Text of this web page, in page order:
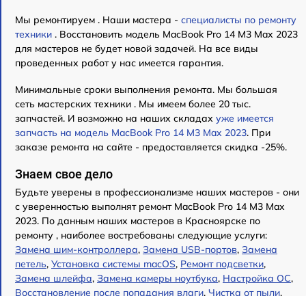
Мы ремонтируем . Наши мастера - специалисты по ремонту
техники . Восстановить модель MacBook Pro 14 M3 Max 2023
для мастеров не будет новой задачей. На все виды
проведенных работ у нас имеется гарантия.
Минимальные сроки выполнения ремонта. Мы большая
сеть мастерских техники . Мы имеем более 20 тыс.
запчастей. И возможно на наших складах уже имеется
запчасть на модель MacBook Pro 14 M3 Max 2023. При
заказе ремонта на сайте - предоставляется скидка -25%.
Знаем свое дело
Будьте уверены в профессионализме наших мастеров - они
с уверенностью выполнят ремонт MacBook Pro 14 M3 Max
2023. По данным наших мастеров в Красноярске по
ремонту , наиболее востребованы следующие услуги:
Замена шим-контроллера, Замена USB-портов, Замена
петель, Установка системы macOS, Ремонт подсветки,
Замена шлейфа, Замена камеры ноутбука, Настройка ОС,
Восстановление после попадания влаги, Чистка от пыли.